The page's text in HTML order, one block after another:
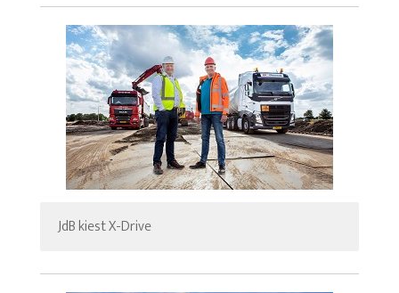
JdB kiest X-Drive